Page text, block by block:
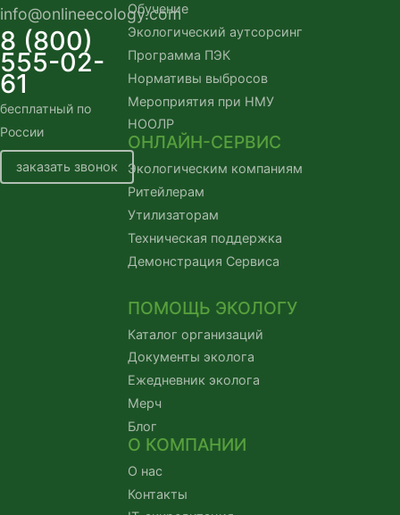
info@onlineecology.com
8 (800)
555-02-
61
бесплатный по
России
заказать звонок
Обучение
Экологический аутсорсинг
Программа ПЭК
Нормативы выбросов
Мероприятия при НМУ
НООЛР
ОНЛАЙН-СЕРВИС
Экологическим компаниям
Ритейлерам
Утилизаторам
Техническая поддержка
Демонстрация Сервиса
ПОМОЩЬ ЭКОЛОГУ
Каталог организаций
Документы эколога
Ежедневник эколога
Мерч
Блог
О КОМПАНИИ
О нас
Контакты